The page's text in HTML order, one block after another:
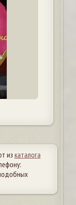
из каталога